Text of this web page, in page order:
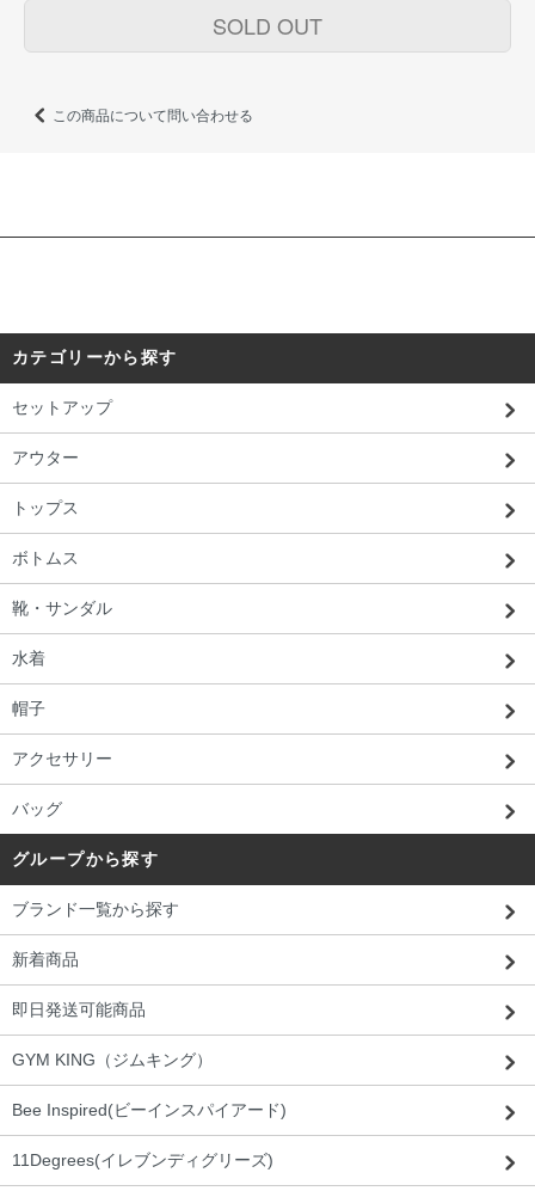
SOLD OUT
この商品について問い合わせる
カテゴリーから探す
セットアップ
アウター
トップス
ボトムス
靴・サンダル
水着
帽子
アクセサリー
バッグ
グループから探す
ブランド一覧から探す
新着商品
即日発送可能商品
GYM KING（ジムキング）
Bee Inspired(ビーインスパイアード)
11Degrees(イレブンディグリーズ)